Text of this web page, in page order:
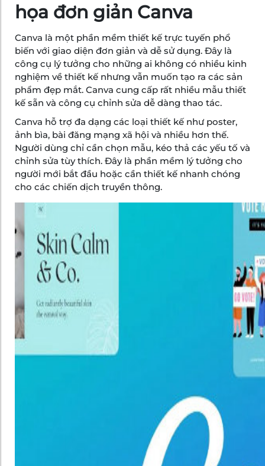
họa đơn giản Canva
Canva là một phần mềm thiết kế trực tuyến phổ
biến với giao diện đơn giản và dễ sử dụng. Đây là
công cụ lý tưởng cho những ai không có nhiều kinh
nghiệm về thiết kế nhưng vẫn muốn tạo ra các sản
phẩm đẹp mắt. Canva cung cấp rất nhiều mẫu thiết
kế sẵn và công cụ chỉnh sửa dễ dàng thao tác.
Canva hỗ trợ đa dạng các loại thiết kế như poster,
ảnh bìa, bài đăng mạng xã hội và nhiều hơn thế.
Người dùng chỉ cần chọn mẫu, kéo thả các yếu tố và
chỉnh sửa tùy thích. Đây là phần mềm lý tưởng cho
người mới bắt đầu hoặc cần thiết kế nhanh chóng
cho các chiến dịch truyền thông.